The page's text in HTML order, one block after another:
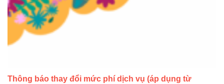
Thông báo thay đổi mức phí dịch vụ (áp dụng từ